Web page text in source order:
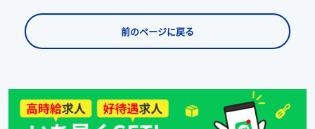
前のページに戻る